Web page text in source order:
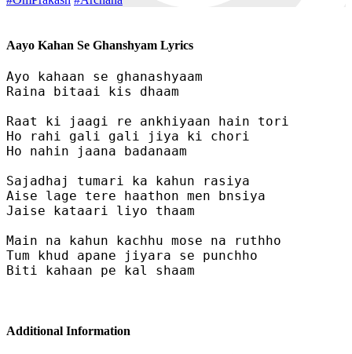
Aayo Kahan Se Ghanshyam Lyrics
Ayo kahaan se ghanashyaam
Raina bitaai kis dhaam
Raat ki jaagi re ankhiyaan hain tori
Ho rahi gali gali jiya ki chori
Ho nahin jaana badanaam
Sajadhaj tumari ka kahun rasiya
Aise lage tere haathon men bnsiya
Jaise kataari liyo thaam
Main na kahun kachhu mose na ruthho
Tum khud apane jiyara se punchho
Biti kahaan pe kal shaam
Additional Information